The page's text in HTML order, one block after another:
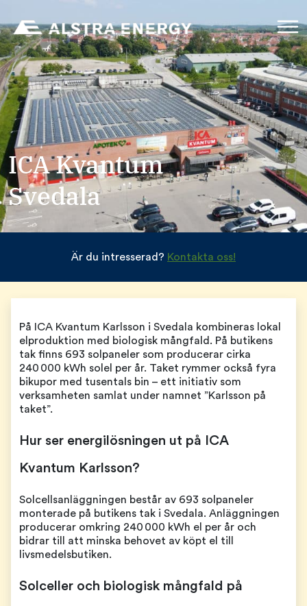
ICA Kvantum
Svedala
Är du intresserad? Kontakta oss!
På ICA Kvantum Karlsson i Svedala kombineras lokal
elproduktion med biologisk mångfald. På butikens
tak finns 693 solpaneler som producerar cirka
240 000 kWh solel per år. Taket rymmer också fyra
bikupor med tusentals bin – ett initiativ som
verksamheten samlat under namnet ”Karlsson på
taket”.
Hur ser energilösningen ut på ICA
Kvantum Karlsson?
Solcellsanläggningen består av 693 solpaneler
monterade på butikens tak i Svedala. Anläggningen
producerar omkring 240 000 kWh el per år och
bidrar till att minska behovet av köpt el till
livsmedelsbutiken.
Solceller och biologisk mångfald på